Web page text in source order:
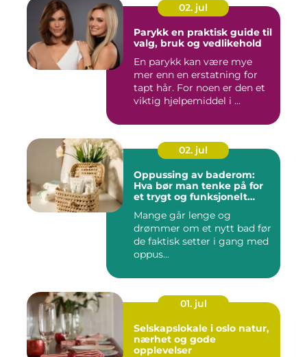
02. jul
Parykk en praktisk guide til
valg, bruk og vedlikehold
En parykk kan være mye
mer enn en erstatning for
tapt hår. For noen er den et
viktig hjelpemiddel i ...
02. jul
Oppussing av baderom:
Hva bør man tenke på for
et trygt og funksjonelt
Mange går lenge og
drømmer om et nytt bad før
de faktisk setter i gang med
oppus...
01. jul
Selskapslokale i oslo natur,
nærhet og gode
opplevelser